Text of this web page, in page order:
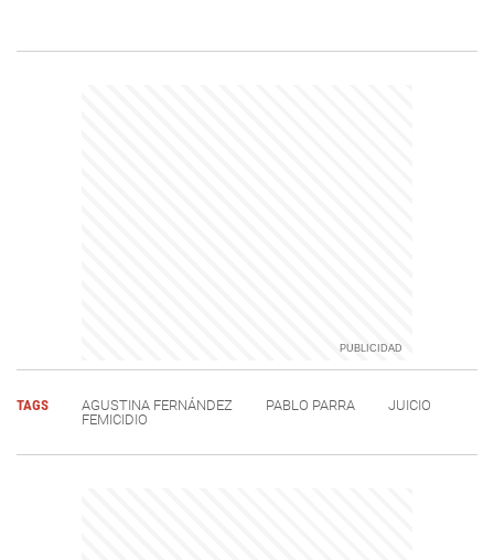
TAGS AGUSTINA FERNÁNDEZ PABLO PARRA
JUICIO
FEMICIDIO